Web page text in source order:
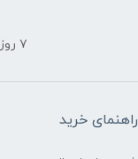
۷ روز ضمانت بازگشت
راهنمای خرید